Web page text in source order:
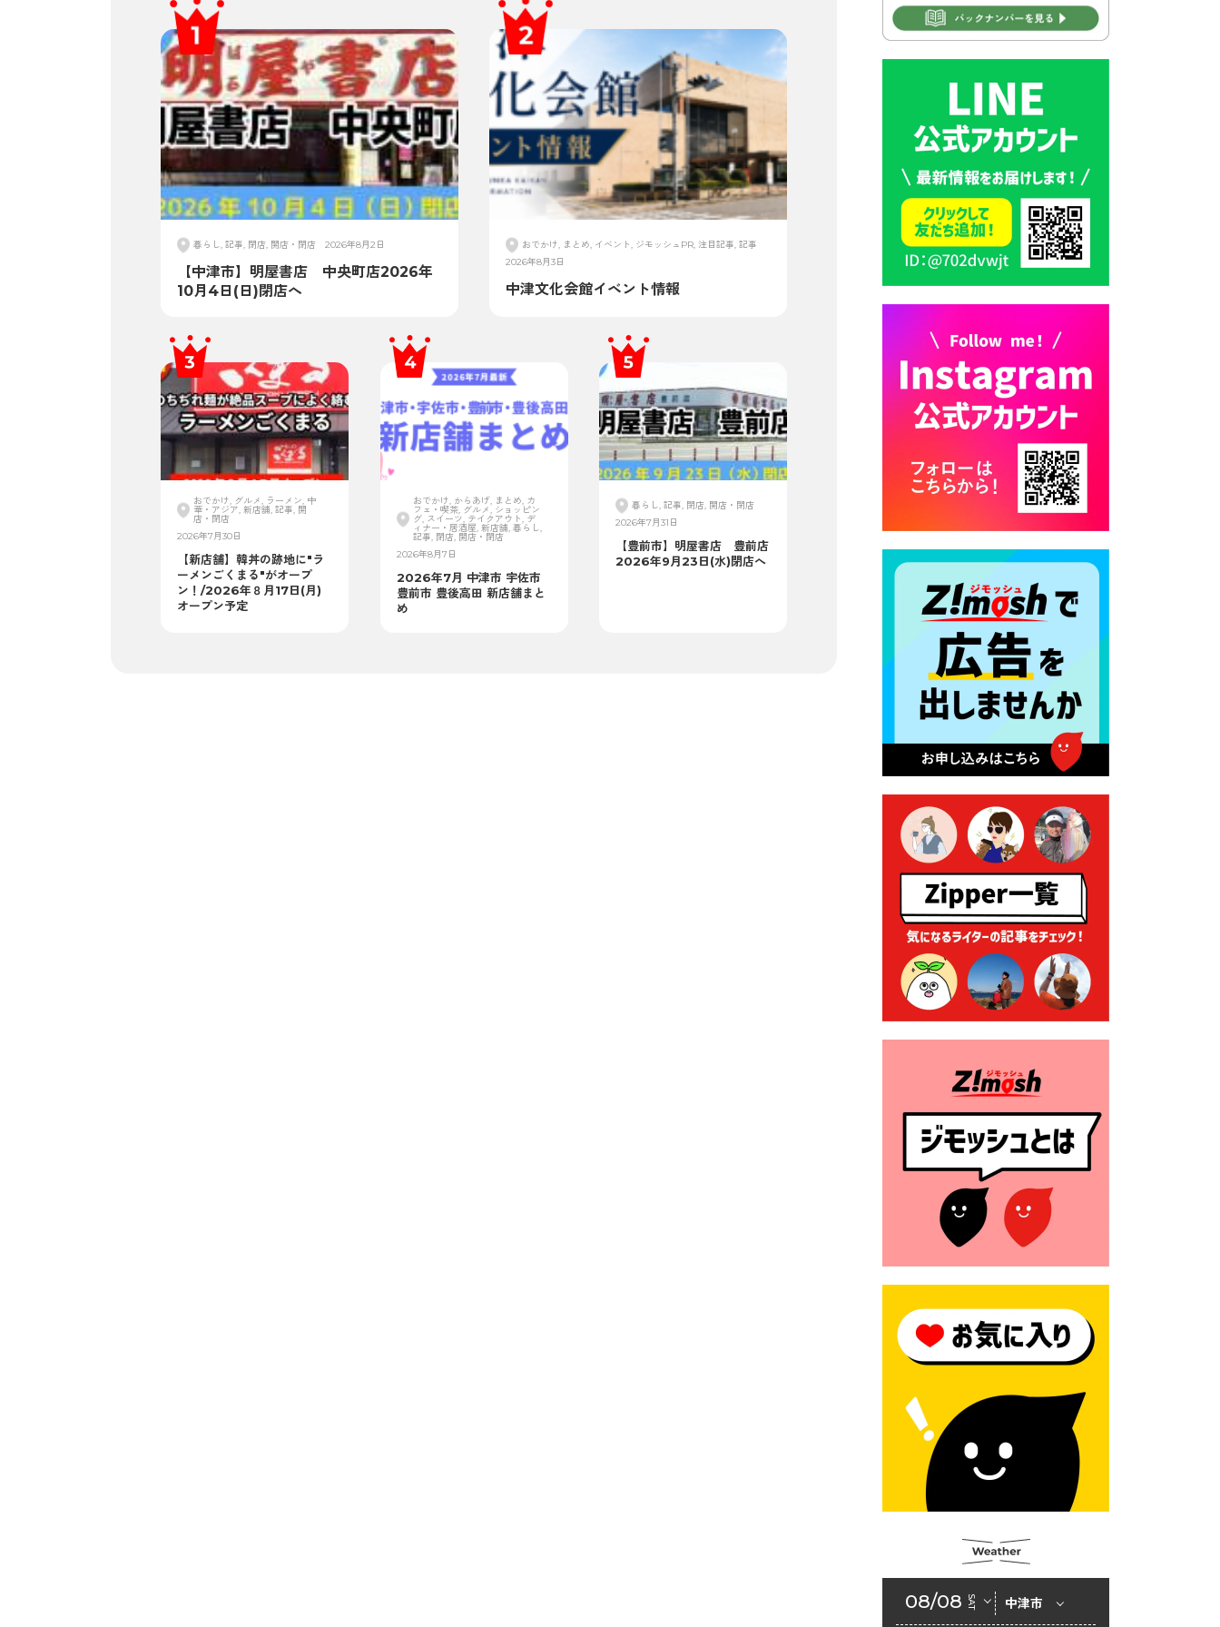
暮らし, 記事, 閉店, 開店・閉店 2026年8月2日
【中津市】明屋書店 中央町店2026年
10月4日(日)閉店へ
おでかけ, まとめ, イベント, ジモッシュPR, 注目記事, 記事
2026年8月3日
中津文化会館イベント情報
おでかけ, グルメ, ラーメン, 中
華・アジア, 新店舗, 記事, 開
店・閉店
2026年7月30日
【新店舗】韓丼の跡地に"ラ
ーメンごくまる"がオープ
ン！/2026年８月17日(月)
オープン予定
おでかけ, からあげ, まとめ, カ
フェ・喫茶, グルメ, ショッピン
グ, スイーツ, テイクアウト, デ
ィナー・居酒屋, 新店舗, 暮らし,
記事, 閉店, 開店・閉店
2026年8月7日
2026年7月 中津市 宇佐市
豊前市 豊後高田 新店舗まと
め
暮らし, 記事, 閉店, 開店・閉店
2026年7月31日
【豊前市】明屋書店 豊前店
2026年9月23日(水)閉店へ
2026年7月30日 豊前市立学校
2026年7月30日 豊前市立学校
紹介≪再編計画の見直しにつ
いて≫
2026年7月29日 豊前市指定ご
み袋販売のお知らせ
2026年7月28日 豊前カラス天
狗みなと祭り（花火大会）開
催決定！
2026年7月28日 令和8年度
京築地区水道企業団職員採用
試験（募集）
2026年7月27日 マイナンバー
カード交付に伴う休日および
平日夜間開庁の案内
2026年7月22日 令和８年度
「こども文化パスポート事
2026年7月21日 卜仙の郷 お
盆期間の営業時間のお知らせ
2026年7月17日 バス経路検索
のご利用案内
2026年7月10日 台湾伝統音楽
団体 「北埔八音団・楽善軒」
公演開催のお知らせ
ンディング型ふるさと納税の
実施について
2026年7月9日 農地法等に係
る各種申請に係る登記事項証
明書の添付省略について
2026年7月9日 廃食用油の回
収
2026年7月7日 「おゆずりコ
ーナー」について
2026年7月1日 豊前市民プール
一般開放
（令和８年４月１日施行）
格改定
2026年6月23日 公告一覧（市
内業者対象）を更新しまし
2026年6月23日 （一財）豊前
市佐野・則尾育英会奨学生募
2026年6月18日 セアカゴケグ
モにご注意ください！
ェルターの指定
2026年6月10日 令和８年経済
センサス-活動調査
2026年6月9日 令和８年第３
回定例会「一般質問一覧表」
2026年6月5日 新婚世帯の家
2026年6月2日 戸籍に氏名の
振り仮名が記載されます
08/08 SAT 中津市